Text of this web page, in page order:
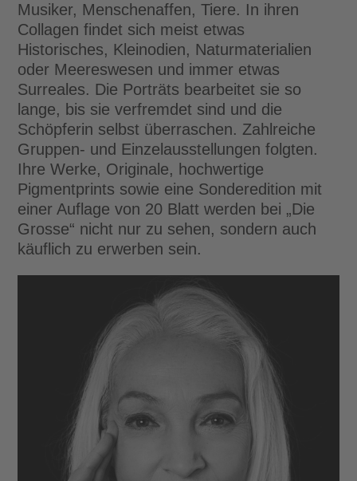
Musiker, Menschenaffen, Tiere. In ihren
Collagen findet sich meist etwas
Historisches, Kleinodien, Naturmaterialien
oder Meereswesen und immer etwas
Surreales. Die Porträts bearbeitet sie so
lange, bis sie verfremdet sind und die
Schöpferin selbst überraschen. Zahlreiche
Gruppen- und Einzelausstellungen folgten.
Ihre Werke, Originale, hochwertige
Pigmentprints sowie eine Sonderedition mit
einer Auflage von 20 Blatt werden bei „Die
Grosse“ nicht nur zu sehen, sondern auch
käuflich zu erwerben sein.